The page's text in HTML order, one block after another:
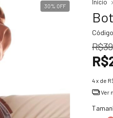
30% OFF
Início
Código
4x de
Ver